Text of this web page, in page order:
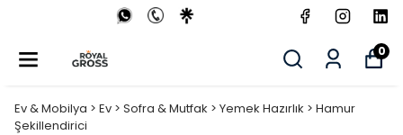
0
Ev & Mobilya > Ev > Sofra & Mutfak > Yemek Hazırlık > Hamur
Şekillendirici